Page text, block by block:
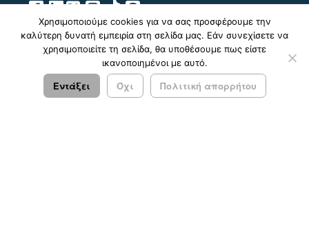
© 2023 - 2026 ΚΤΕΛ ΑΡΓΟΛΙΔΑΣ ΑΕ |Πολιτική
Απορρήτου
Σχεδιασμός & Ανάπτυξη:ΙΜΕ Πληροφορική
Χρησιμοποιούμε cookies για να σας προσφέρουμε την
καλύτερη δυνατή εμπειρία στη σελίδα μας. Εάν συνεχίσετε να
χρησιμοποιείτε τη σελίδα, θα υποθέσουμε πως είστε
ικανοποιημένοι με αυτό.
Εντάξει Όχι Πολιτική απορρήτου